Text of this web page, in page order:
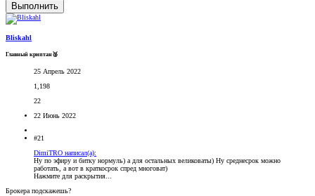
Выполнить
Bliskahl
Главный криптан🥈
25 Апрель 2022
1,198
22
22 Июнь 2022
#21
DimiTRO написал(а):
Ну по эфиру и битку нормуль) а для остальных великоваты) Ну среднесрок можно
работать, а вот в краткосрок спред многоват)
Нажмите для раскрытия...
Брокера подскажешь?